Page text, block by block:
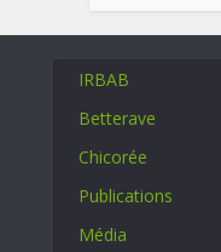
IRBAB
Betterave
Chicorée
Publications
Média